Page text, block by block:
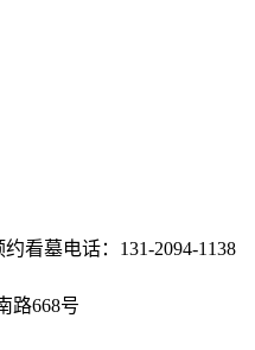
看墓电话：131-2094-1138
路668号